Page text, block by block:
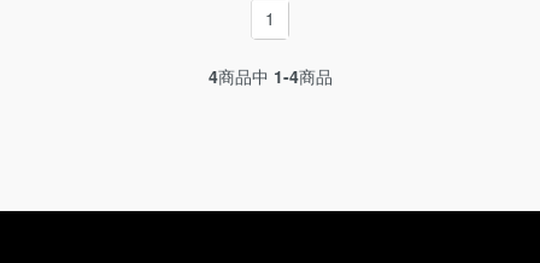
1
4商品中 1-4商品